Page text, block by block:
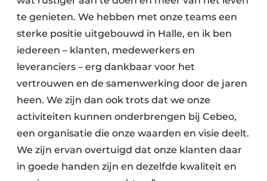
te genieten. We hebben met onze teams een
sterke positie uitgebouwd in Halle, en ik ben
iedereen – klanten, medewerkers en
leveranciers – erg dankbaar voor het
vertrouwen en de samenwerking door de jaren
heen. We zijn dan ook trots dat we onze
activiteiten kunnen onderbrengen bij Cebeo,
een organisatie die onze waarden en visie deelt.
We zijn ervan overtuigd dat onze klanten daar
in goede handen zijn en dezelfde kwaliteit en